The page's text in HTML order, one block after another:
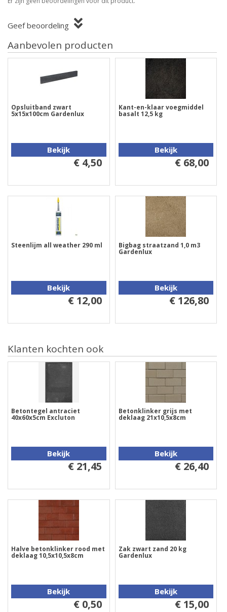
Geef beoordeling
Aanbevolen producten
Opsluitband zwart
5x15x100cm Gardenlux
Bekijk
€ 4,50
Kant-en-klaar voegmiddel
basalt 12,5 kg
Bekijk
€ 68,00
Steenlijm all weather 290 ml
Bekijk
€ 12,00
Bigbag straatzand 1,0 m3
Gardenlux
Bekijk
€ 126,80
Klanten kochten ook
Betontegel antraciet
40x60x5cm Excluton
Bekijk
€ 21,45
Betonklinker grijs met
deklaag 21x10,5x8cm
Bekijk
€ 26,40
Halve betonklinker rood met
deklaag 10,5x10,5x8cm
Bekijk
€ 0,50
Zak zwart zand 20 kg
Gardenlux
Bekijk
€ 15,00